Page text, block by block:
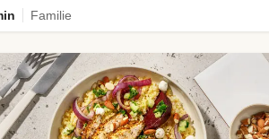
Familie